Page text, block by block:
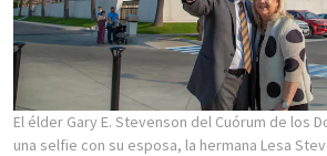
El élder Gary E. Stevenson del Cuórum de los
una selfie con su esposa, la hermana Lesa